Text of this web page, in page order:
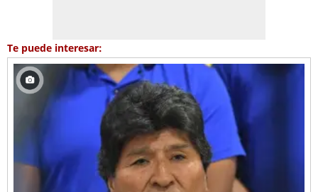
Te puede interesar: